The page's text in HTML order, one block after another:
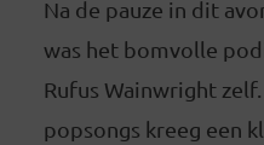
Na de pauze in dit
was het bomvolle
Rufus Wainwright
popsongs kreeg een